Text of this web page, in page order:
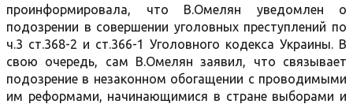
проинформировала, что В.Омелян уведомлен о
подозрении в совершении уголовных преступлений по
ч.3 ст.368-2 и ст.366-1 Уголовного кодекса Украины. В
свою очередь, сам В.Омелян заявил, что связывает
подозрение в незаконном обогащении с проводимыми
им реформами, начинающимися в стране выборами и